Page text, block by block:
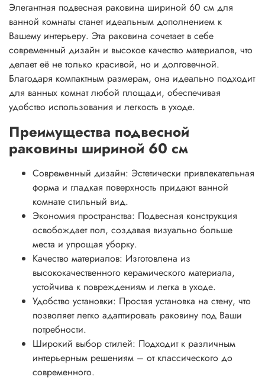
Элегантная подвесная раковина шириной 60 см для
ванной комнаты станет идеальным дополнением к
Вашему интерьеру. Эта раковина сочетает в себе
современный дизайн и высокое качество материалов, что
делает её не только красивой, но и долговечной.
Благодаря компактным размерам, она идеально подходит
для ванных комнат любой площади, обеспечивая
удобство использования и легкость в уходе.
Преимущества подвесной
раковины шириной 60 см
Современный дизайн: Эстетически привлекательная
форма и гладкая поверхность придают ванной
комнате стильный вид.
Экономия пространства: Подвесная конструкция
освобождает пол, создавая визуально больше
места и упрощая уборку.
Качество материалов: Изготовлена из
высококачественного керамического материала,
устойчива к повреждениям и легка в уходе.
Удобство установки: Простая установка на стену, что
позволяет легко адаптировать раковину под Ваши
потребности.
Широкий выбор стилей: Подходит к различным
интерьерным решениям – от классического до
современного.